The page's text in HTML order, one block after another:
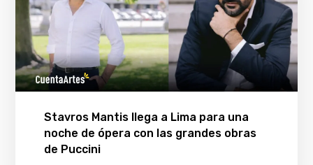
Stavros Mantis llega a Lima para una
noche de ópera con las grandes obras
de Puccini